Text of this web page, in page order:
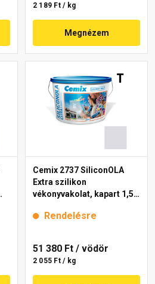
2 189 Ft / kg
Megnézem
Cemix 2737 SiliconOLA
Extra szilikon
vékonyvakolat, kapart 1,5
Rendelésre
51 380 Ft / vödör
2 055 Ft / kg